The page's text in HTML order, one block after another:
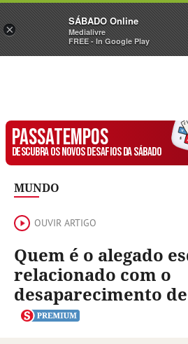
Sábado
PASSATEMPOS
DESCUBRA OS NOVOS DESAFIOS DA SÁBADO
MUNDO
OUVIR ARTIGO
Quem é o alegado
relacionado com o
desaparecimento
×
SÁBADO Online
Medialivre
FREE - In Google Play